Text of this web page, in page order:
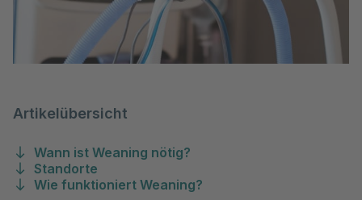
Artikelübersicht
Wann ist Weaning nötig?
Standorte
Wie funktioniert Weaning?